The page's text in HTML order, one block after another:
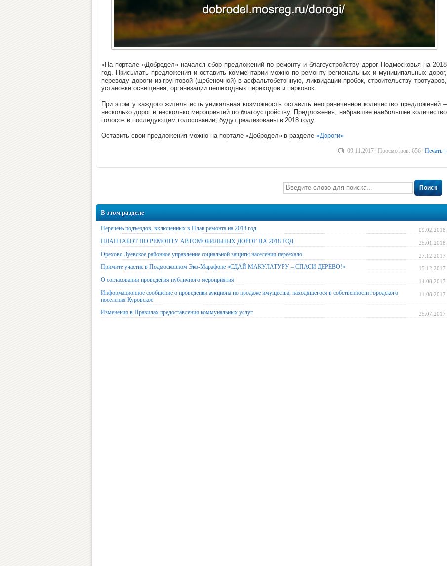
«На портале «Добродел» начался сбор предложений по ремонту и благоустройству дорог Подмосковья на 2018
год. Присылать предложения и оставить комментарии можно по ремонту региональных и муниципальных дорог,
переводу дороги из грунтовой (щебеночной) в асфальтобетонную, ликвидации пробок, строительству тротуаров,
установке освещения, организации пешеходных переходов и парковок.
При этом у каждого жителя есть уникальная возможность оставить неограниченное количество предложений –
несколько дорог и несколько мероприятий по благоустройству. Предложения, набравшие наибольшее количество
голосов в последующем голосовании, будут реализованы в 2018 году.
Оставить свои предложения можно на портале «Добродел» в разделе «Дороги»
09.11.2017 | Просмотров: 656 | Печать
Поиск
В этом разделе
09.02.2018
Перечень подъездов, включенных в План ремонта на 2018 год
25.01.2018
ПЛАН РАБОТ ПО РЕМОНТУ АВТОМОБИЛЬНЫХ ДОРОГ НА 2018 ГОД
27.12.2017
Орехово-Зуевское районное управление социальной защиты населения переехало
15.12.2017
Примите участие в Подмосковном Эко-Марафоне «СДАЙ МАКУЛАТУРУ – СПАСИ ДЕРЕВО!»
14.08.2017
О согласовании проведения публичного мероприятия
11.08.2017
Информационное сообщение о проведении аукциона по продаже имущества, находящегося в собственности городского
поселения Куровское
25.07.2017
Изменения в Правилах предоставления коммунальных услуг